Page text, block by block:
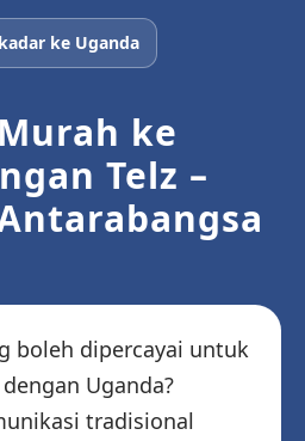
ke Uganda
ke
Telz –
boleh dipercayai untuk
Uganda?
tradisional